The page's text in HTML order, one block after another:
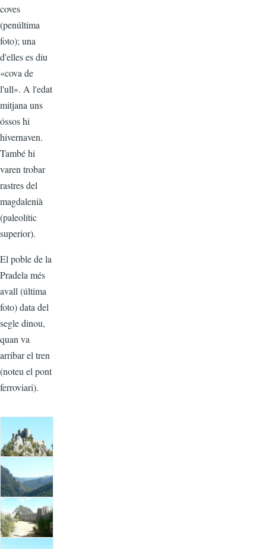
coves
(penúltima
foto); una
d'elles es diu
«cova de
l'ull». A l'edat
mitjana uns
óssos hi
hivernaven.
També hi
varen trobar
rastres del
magdalenià
(paleolític
superior).
El poble de la
Pradela més
avall (última
foto) data del
segle dinou,
quan va
arribar el tren
(noteu el pont
ferroviari).